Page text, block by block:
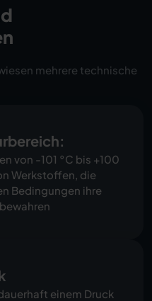
mehrere technische
von -101 °C bis +100
Werkstoffen, die
Bedingungen ihre
einem Druck